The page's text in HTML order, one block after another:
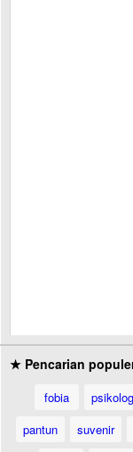
★ Pencarian
fobia psikolog
pantun
suvenir